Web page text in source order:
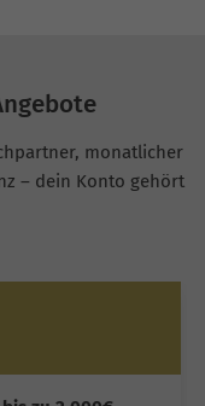
monatlicher
– dein Konto gehört